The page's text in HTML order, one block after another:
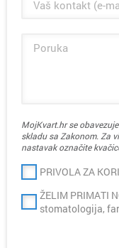
MojKvart.hr se
skladu sa Zakonom. Za
nastavak označite
PRIVOLA ZA
ŽELIM PRIMATI
stomatologija,